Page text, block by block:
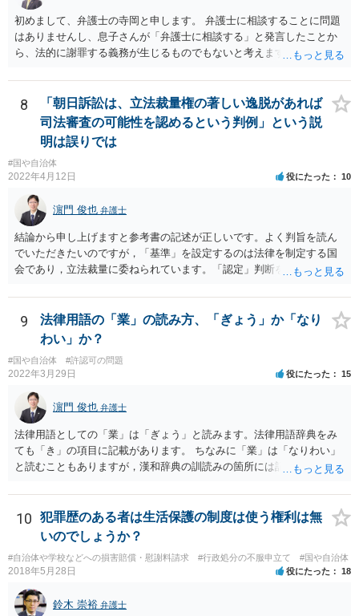
初めまして、弁護士の寺岡と申します。 弁護士に相談することに問題
はありませんし、息子さんが「弁護士に相談する」と発言したことか
ら、法的に謝罪する義務が生じるものでもないと考えます。 経緯から
す。 子どもの専門相談窓口もありますし、一度相談だけでもしてはい
かがでしょうか。
8
「朝日訴訟は、立法裁量権の著しい逸脱があれば
司法審査の可能性を認めるという判例」という説
明は誤りでは
#国や自治体
2022年4月12日 役にたった 10
濵門 俊也 弁護士
結論から申し上げますと参考書の記述が正しいです。よく判旨を読ん
でいただきたいのですが，「基準」を設定するのは法律を制定する国
会であり，立法裁量に委ねられています。「認定」判断をするのが行
て著しく低い基準を設定する」おそれのある主体は国会です。ですの
で，後の「裁量権」の主体も国会となります。
9
法律用語の「業」の読み方、「ぎょう」か「なり
わい」か？
#国や自治体 #許認可の問題
2022年3月29日 役にたった 15
濵門 俊也 弁護士
法律用語としての「業」は「ぎょう」と読みます。法律用語辞典をみ
ても「き」の項目に記載があります。 ちなみに「業」は「なりわい」
と読むこともありますが，漢和辞典の訓読みの箇所には記載がないで
10
犯罪歴のある者は生活保護の制度は使う権利は無
いのでしょうか？
#自治体や学校などへの損害賠償・慰謝料請求 #行政処分の不服申立て #国や自治体
2018年5月28日 役にたった 18
鈴木 崇裕 弁護士